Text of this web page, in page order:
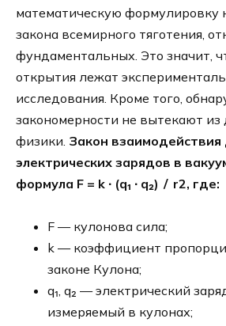
математическую формулировку
закона всемирного тяготения,
фундаментальных. Это значит,
открытия лежат
исследования. Кроме того,
закономерности не вытекают из
физики. Закон взаимодействия
электрических зарядов в
формула F = k ∙ (q₁ ∙ q₂) ∕ r2, где:
F — кулонова сила;
k — коэффициент
законе Кулона;
q₁, q₂ — электрический
измеряемый в кулонах;